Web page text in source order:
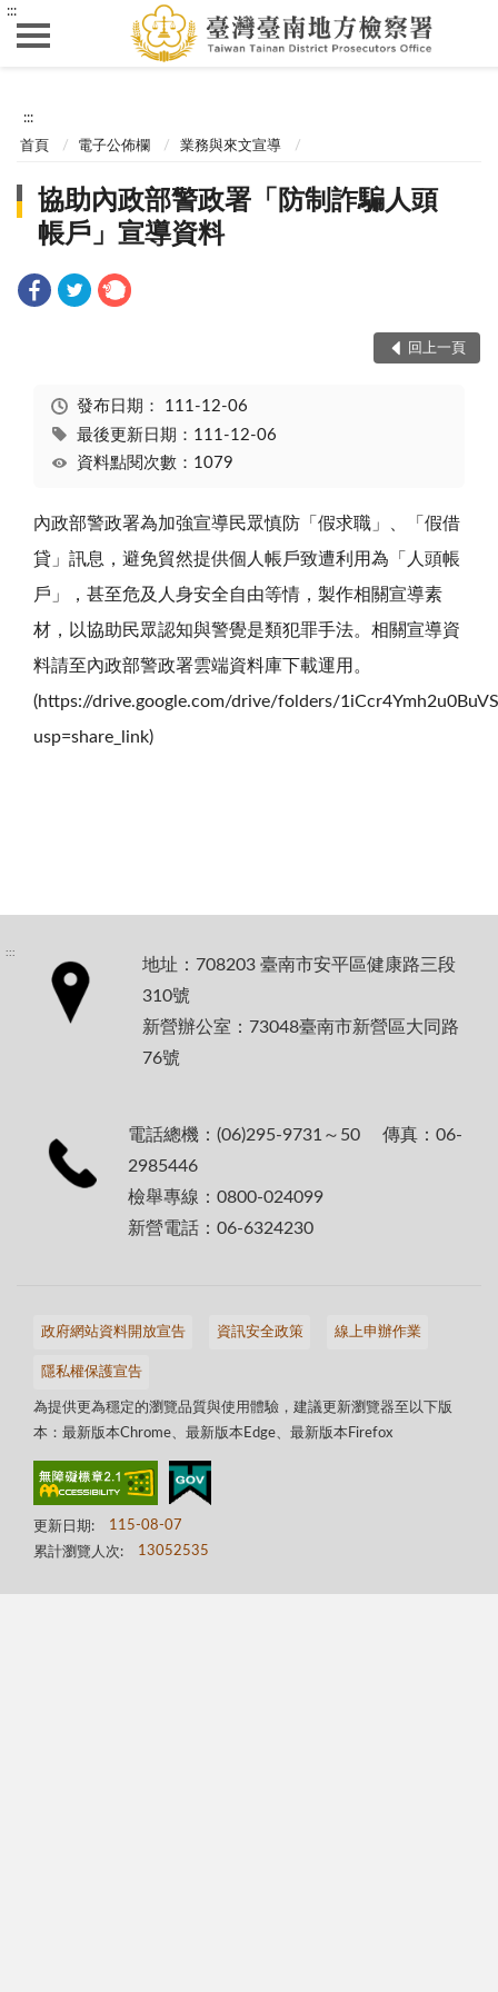
:::
:::
首頁 電子公佈欄 業務與來文宣導
協助內政部警政署「防制詐騙人頭
帳戶」宣導資料
回上一頁
發布日期： 111-12-06
最後更新日期：111-12-06
資料點閱次數：1079
內政部警政署為加強宣導民眾慎防「假求職」、「假借
貸」訊息，避免貿然提供個人帳戶致遭利用為「人頭帳
戶」，甚至危及人身安全自由等情，製作相關宣導素
材，以協助民眾認知與警覺是類犯罪手法。相關宣導資
料請至內政部警政署雲端資料庫下載運用。
(https://drive.google.com/drive/folders/
usp=share_link)
:::
地址：708203 臺南市安平區健康路三段
310號
新營辦公室：73048臺南市新營區大同路
76號
電話總機：(06)295-9731～50 傳真：06-
2985446
檢舉專線：0800-024099
新營電話：06-6324230
政府網站資料開放宣告 資訊安全政策 線上申辦作業
隱私權保護宣告
為提供更為穩定的瀏覽品質與使用體驗，建議更新瀏覽器至以下版
本：最新版本Chrome、最新版本Edge、最新版本Firefox
更新日期:
115-08-07
累計瀏覽人次:
13052535